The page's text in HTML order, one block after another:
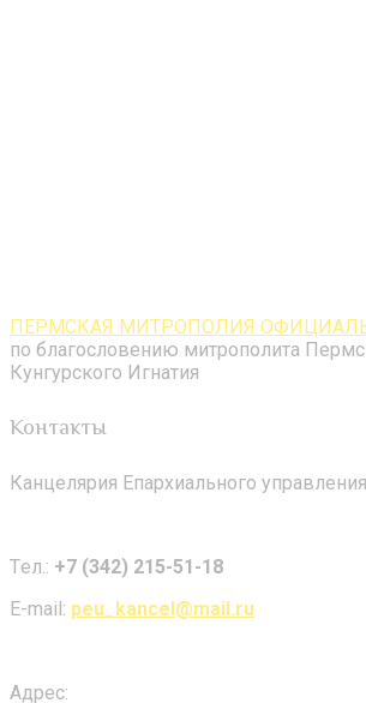
ПЕРМСКАЯ МИТРОПОЛИЯ
по благословению митрополита
Кунгурского Игнатия
Контакты
Канцелярия Епархиального
Tел.: +7 (342) 215-51-18
E-mail: peu_kancel@mail.ru
Адрес: